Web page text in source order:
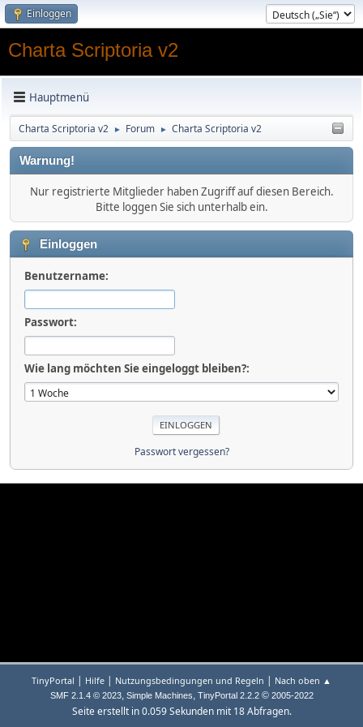
Einloggen
Charta Scriptoria v2
Hauptmenü
Charta Scriptoria v2 ► Forum ► Charta Scriptoria v2
Warnung!
Nur registrierte Mitglieder haben Zugriff auf diesen Bereich.
Bitte loggen Sie sich unterhalb ein.
Einloggen
Benutzername:
Passwort:
Wie lang möchten Sie eingeloggt bleiben?:
Passwort vergessen?
TinyPortal | Hilfe | Nutzungsbedingungen und Regeln | Nach oben ▲
SMF 2.1.4 © 2023, Simple Machines, TinyPortal 2.2.2© 2005-2022
Seite erstellt in 0.059 Sekunden mit 18 Abfragen.